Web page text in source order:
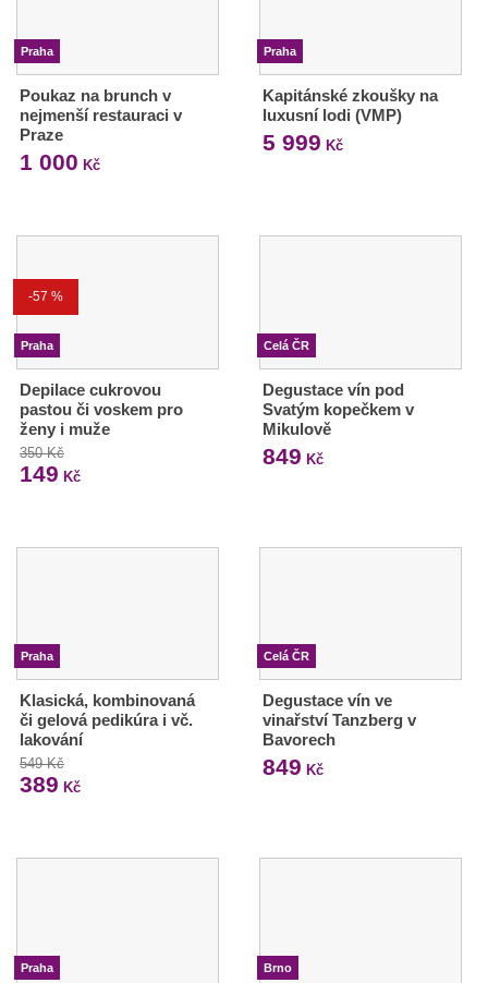
Praha
Poukaz na brunch v
nejmenší restauraci v
Praze
1 000 Kč
Praha
Kapitánské zkoušky na
luxusní lodi (VMP)
5 999 Kč
-57 %
Praha
Depilace cukrovou
pastou či voskem pro
ženy i muže
350 Kč
149 Kč
Celá ČR
Degustace vín pod
Svatým kopečkem v
Mikulově
849 Kč
Praha
Klasická, kombinovaná
či gelová pedikúra i vč.
lakování
549 Kč
389 Kč
Celá ČR
Degustace vín ve
vinařství Tanzberg v
Bavorech
849 Kč
Praha Brno